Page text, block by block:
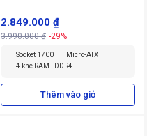
2.849.000 ₫
3.990.000 ₫ -29%
Socket 1700
Micro-ATX
4 khe RAM - DDR4
Thêm vào giỏ